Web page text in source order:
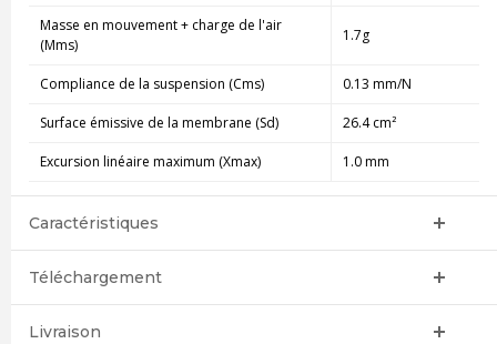
Masse en mouvement + charge de l'air
(Mms)
1.7g
Compliance de la suspension (Cms) 0.13 mm/N
Surface émissive de la membrane (Sd) 26.4 cm²
Excursion linéaire maximum (Xmax) 1.0 mm
Caractéristiques
Téléchargement
Livraison